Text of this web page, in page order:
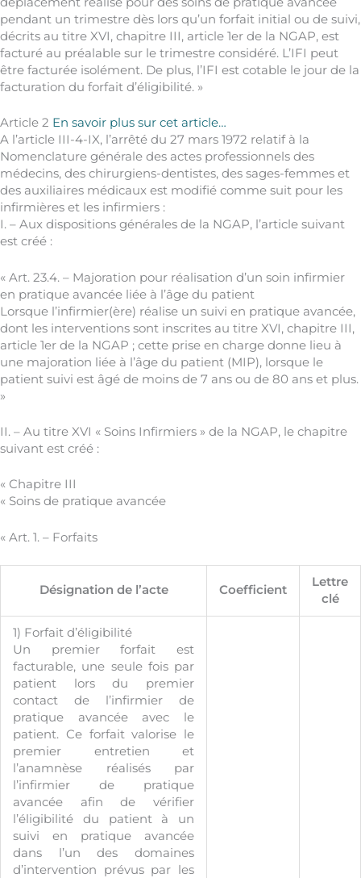
pendant un trimestre dès lors qu’un forfait initial ou de suivi,
décrits au titre XVI, chapitre III, article 1er de la NGAP, est
facturé au préalable sur le trimestre considéré. L’IFI peut
être facturée isolément. De plus, l’IFI est cotable le jour de la
facturation du forfait d’éligibilité. »
Article 2 En savoir plus sur cet article…
A l’article III-4-IX, l’arrêté du 27 mars 1972 relatif à la
Nomenclature générale des actes professionnels des
médecins, des chirurgiens-dentistes, des sages-femmes et
des auxiliaires médicaux est modifié comme suit pour les
infirmières et les infirmiers :
I. – Aux dispositions générales de la NGAP, l’article suivant
est créé :
« Art. 23.4. – Majoration pour réalisation d’un soin infirmier
en pratique avancée liée à l’âge du patient
Lorsque l’infirmier(ère) réalise un suivi en pratique avancée,
dont les interventions sont inscrites au titre XVI, chapitre III,
article 1er de la NGAP ; cette prise en charge donne lieu à
une majoration liée à l’âge du patient (MIP), lorsque le
patient suivi est âgé de moins de 7 ans ou de 80 ans et plus.
»
II. – Au titre XVI « Soins Infirmiers » de la NGAP, le chapitre
suivant est créé :
« Chapitre III
« Soins de pratique avancée
« Art. 1. – Forfaits
Désignation de l’acte Coefficient
Lettre
clé
1) Forfait d’éligibilité
Un premier forfait est
facturable, une seule fois par
patient lors du premier
contact de l’infirmier de
pratique avancée avec le
patient. Ce forfait valorise le
premier entretien et
l’anamnèse réalisés par
l’infirmier de pratique
avancée afin de vérifier
l’éligibilité du patient à un
suivi en pratique avancée
dans l’un des domaines
d’intervention prévus par les